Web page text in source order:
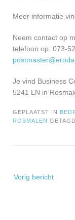
Meer informatie
Neem contact op
telefoon op: 073-
Je vind Business
5241 LN in
GEPLAATST IN
ROSMALEN GETAGD
navigatie
Vorig bericht